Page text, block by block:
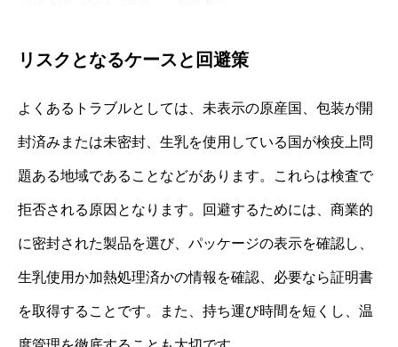
リスクとなるケースと回避策
よくあるトラブルとしては、未表示の原産国、包装が開
封済みまたは未密封、生乳を使用している国が検疫上問
題ある地域であることなどがあります。これらは検査で
拒否される原因となります。回避するためには、商業的
に密封された製品を選び、パッケージの表示を確認し、
生乳使用か加熱処理済かの情報を確認、必要なら証明書
を取得することです。また、持ち運び時間を短くし、温